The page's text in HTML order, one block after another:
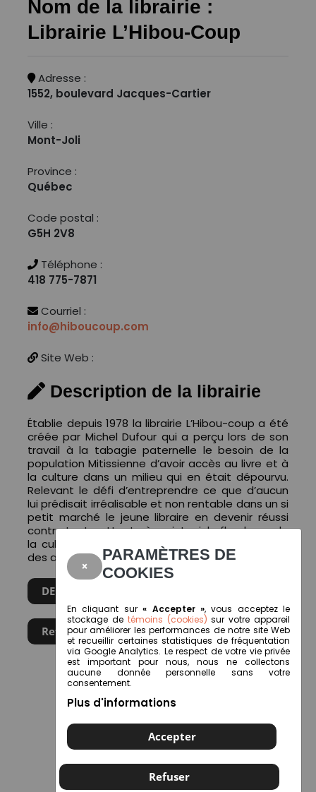
Nom de la librairie :
Librairie L’Hibou-Coup
Adresse :
1552, boulevard Jacques-Cartier
Ville :
Mont-Joli
Province :
Québec
Code postal :
G5H 2V8
Téléphone :
418 775-7871
Courriel :
info@hiboucoup.com
Site Web :
Description de la librairie
Établie depuis 1978 la librairie L’Hibou-coup a été
créée par Michel Dufour qui a perçu lors de son
travail à la tabagie paternelle le besoin de la
population Mitissienne d’avoir accès au livre et à
la culture dans un milieu qui en était dépourvu.
Relevant le défi d’entreprendre ce que d’aucun
lui prédisait irréalisable et non rentable dans un si
petit marché le jeune libraire en devenir réussi
contre toute attente à maintenir le flambeau de
la culture et de la littérature au grand bonheur
des amateurs de la Mitis.
DEMANDEZ VOTRE PRESCRIPTION
Retour
×
PARAMÈTRES DE
COOKIES
En cliquant sur« Accepter », vous acceptez le
stockage de témoins (cookies) sur votre appareil
pour améliorer les performances de notre site Web
et recueillir certaines statistiques de fréquentation
via Google Analytics. Le respect de votre vie privée
est important pour nous, nous ne collectons
aucune donnée personnelle sans votre
consentement.
Plus d'informations
Accepter
Refuser